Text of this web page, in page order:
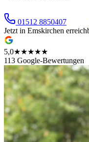
01512 8850407
Jetzt in Emskirchen
5,0★★★★★
113 Google-Bewertungen